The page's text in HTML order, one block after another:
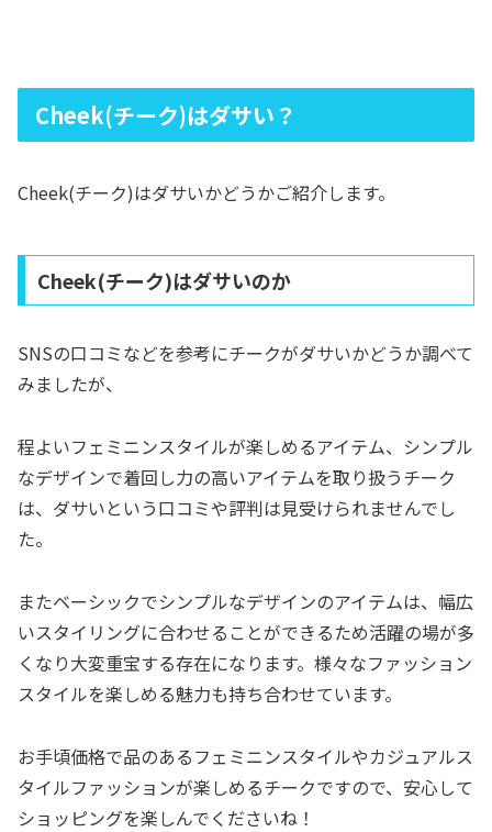
Cheek(チーク)はダサい？
Cheek(チーク)はダサいかどうかご紹介します。
Cheek(チーク)はダサいのか
SNSの口コミなどを参考にチークがダサいかどうか調べて
みましたが、
程よいフェミニンスタイルが楽しめるアイテム、シンプル
なデザインで着回し力の高いアイテムを取り扱うチーク
は、ダサいという口コミや評判は見受けられませんでし
た。
またベーシックでシンプルなデザインのアイテムは、幅広
いスタイリングに合わせることができるため活躍の場が多
くなり大変重宝する存在になります。様々なファッション
スタイルを楽しめる魅力も持ち合わせています。
お手頃価格で品のあるフェミニンスタイルやカジュアルス
タイルファッションが楽しめるチークですので、安心して
ショッピングを楽しんでくださいね！